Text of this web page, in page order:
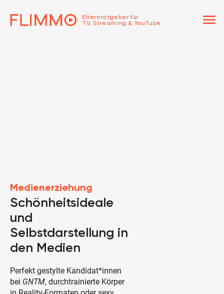
Elternratgeber für
TV, Streaming & YouTube
menu
Medienerziehung
Schönheitsideale
und
Selbstdarstellung in
den Medien
Perfekt gestylte Kandidat*innen
bei GNTM, durchtrainierte Körper